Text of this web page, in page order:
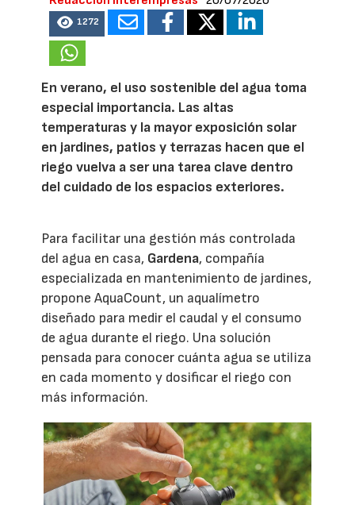
1272
En verano, el uso sostenible del agua toma
especial importancia. Las altas
temperaturas y la mayor exposición solar
en jardines, patios y terrazas hacen que el
riego vuelva a ser una tarea clave dentro
del cuidado de los espacios exteriores.
Para facilitar una gestión más controlada
del agua en casa, Gardena, compañía
especializada en mantenimiento de jardines,
propone AquaCount, un aqualímetro
diseñado para medir el caudal y el consumo
de agua durante el riego. Una solución
pensada para conocer cuánta agua se utiliza
en cada momento y dosificar el riego con
más información.